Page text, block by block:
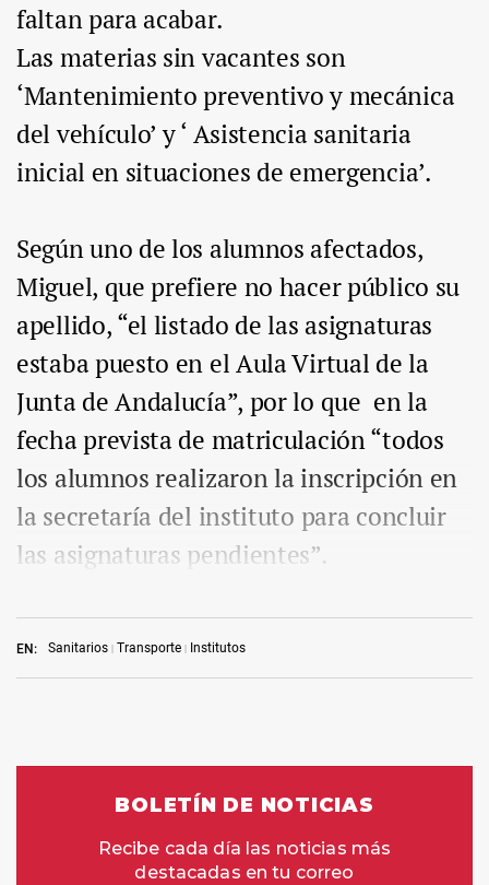
EN: Sanitarios Transporte Institutos
faltan para acabar.
Las materias sin vacantes son
‘Mantenimiento preventivo y mecánica
del vehículo’ y ‘ Asistencia sanitaria
inicial en situaciones de emergencia’.
Según uno de los alumnos afectados,
Miguel, que prefiere no hacer público su
apellido, “el listado de las asignaturas
estaba puesto en el Aula Virtual de la
Junta de Andalucía”, por lo que en la
fecha prevista de matriculación “todos
los alumnos realizaron la inscripción en
la secretaría del instituto para concluir
las asignaturas pendientes”.